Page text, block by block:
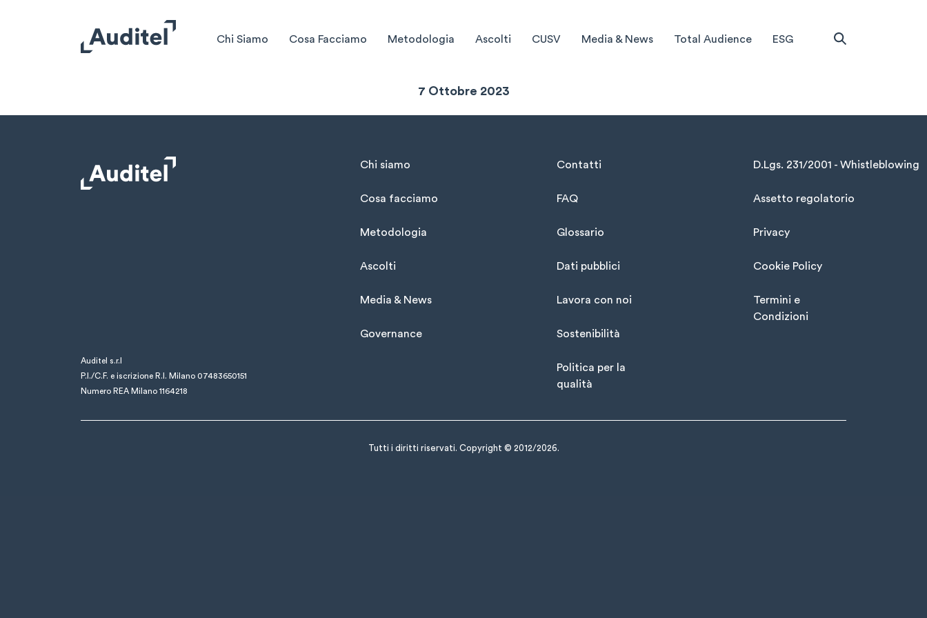
Chi Siamo Cosa Facciamo Metodologia Ascolti CUSV Media & News Total Audience ESG
Sintesi Settimanale
7 Ottobre 2023
Auditel s.r.l
P.I./C.F. e iscrizione R.I. Milano 07483650151
Numero REA Milano 1164218
Chi siamo
Cosa facciamo
Metodologia
Ascolti
Media & News
Governance
Contatti
FAQ
Glossario
Dati pubblici
Lavora con noi
Sostenibilità
Politica per la
qualità
D.Lgs. 231/2001 - Whistleblowing
Assetto regolatorio
Privacy
Cookie Policy
Termini e
Condizioni
Tutti i diritti riservati. Copyright © 2012/2026.